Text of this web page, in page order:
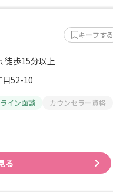
キープする
徒歩15分以上
目52-10
イン面談 カウンセラー資格
る